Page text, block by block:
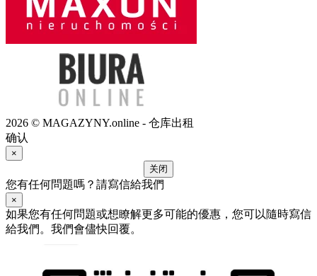
2026 © MAGAZYNY.online - 仓库出租
确认
×
关闭
您有任何問題嗎？請寫信給我們
×
如果您有任何問題或想瞭解更多可能的優惠，您可以隨時寫信
給我們。我們會儘快回覆。